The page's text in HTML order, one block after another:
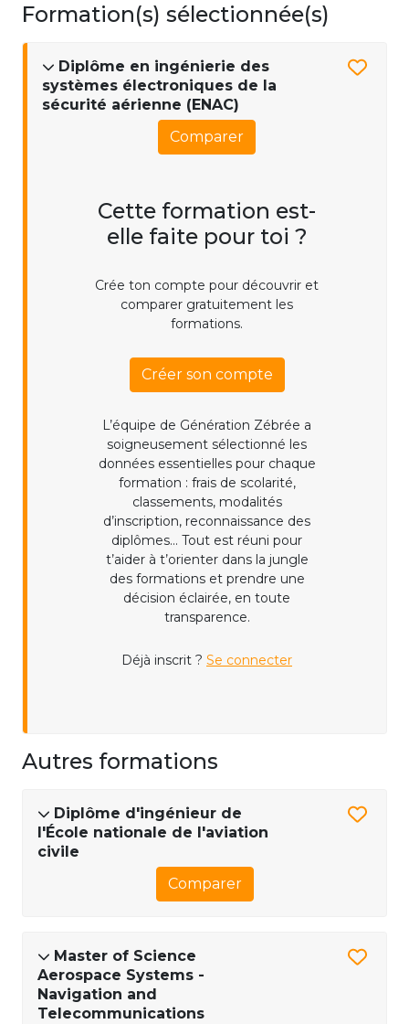
Formation(s) sélectionnée(s)
Diplôme en ingénierie des
systèmes électroniques de la
sécurité aérienne (ENAC)
Comparer
Cette formation est-
elle faite pour toi ?
Crée ton compte pour découvrir et
comparer gratuitement les
formations.
Créer son compte
L’équipe de Génération Zébrée a
soigneusement sélectionné les
données essentielles pour chaque
formation : frais de scolarité,
classements, modalités
d’inscription, reconnaissance des
diplômes... Tout est réuni pour
t’aider à t’orienter dans la jungle
des formations et prendre une
décision éclairée, en toute
transparence.
Déjà inscrit ? Se connecter
Autres formations
Diplôme d'ingénieur de
l'École nationale de l'aviation
civile
Comparer
Master of Science
Aerospace Systems -
Navigation and
Telecommunications